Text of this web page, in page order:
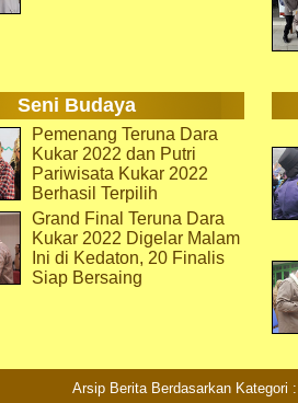
Seni Budaya
Pemenang Teruna Dara
Kukar 2022 dan Putri
Pariwisata Kukar 2022
Berhasil Terpilih
Grand Final Teruna Dara
Kukar 2022 Digelar Malam
Ini di Kedaton, 20 Finalis
Siap Bersaing
Arsip Berita Berdasarkan Kategori :